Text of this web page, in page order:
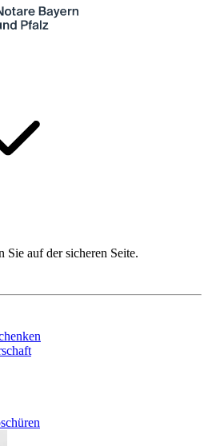
Sie auf der sicheren Seite.